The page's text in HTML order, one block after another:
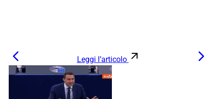
Leggi l’articolo